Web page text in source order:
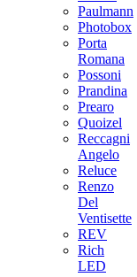
Paulmann
Photobox
Porta
Romana
Possoni
Prandina
Prearo
Quoizel
Reccagni
Angelo
Reluce
Renzo
Del
Ventisette
REV
Rich
LED